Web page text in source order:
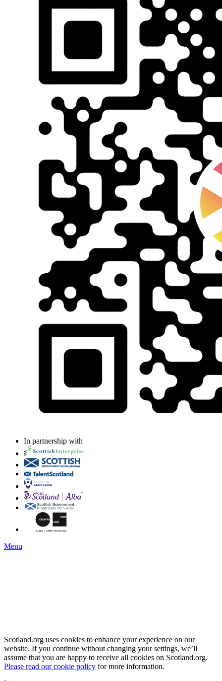
In partnership with
Menu
Scotland.org uses cookies to enhance your experience on our
website. If you continue without changing your settings, we’ll
assume that you are happy to receive all cookies on Scotland.org.
Please read our cookie policy for more information.